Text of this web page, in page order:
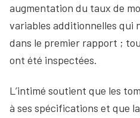
augmentation du taux de
variables additionnelles qui
dans le premier rapport ;
ont été inspectées.
L’intimé soutient que les
à ses spécifications et que